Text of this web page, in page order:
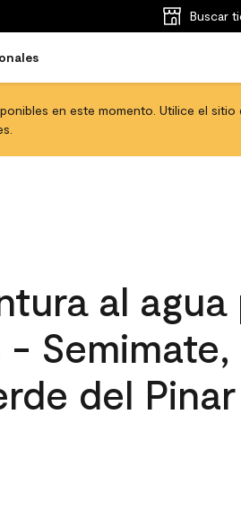
Buscar
en este momento. Utilice el sitio
al agua
Semimate,
del